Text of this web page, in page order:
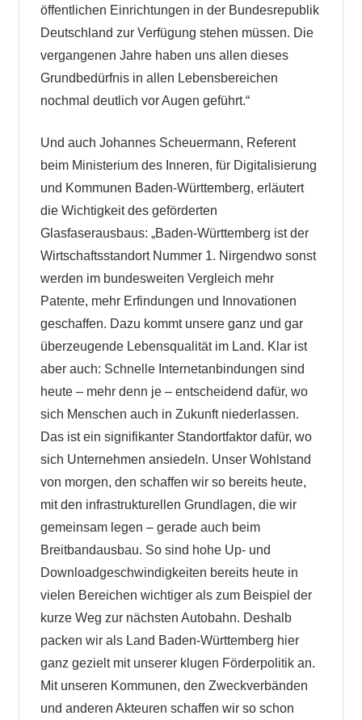
öffentlichen Einrichtungen in der Bundesrepublik
Deutschland zur Verfügung stehen müssen. Die
vergangenen Jahre haben uns allen dieses
Grundbedürfnis in allen Lebensbereichen
nochmal deutlich vor Augen geführt.“
Und auch Johannes Scheuermann, Referent
beim Ministerium des Inneren, für Digitalisierung
und Kommunen Baden-Württemberg, erläutert
die Wichtigkeit des geförderten
Glasfaserausbaus: „Baden-Württemberg ist der
Wirtschaftsstandort Nummer 1. Nirgendwo sonst
werden im bundesweiten Vergleich mehr
Patente, mehr Erfindungen und Innovationen
geschaffen. Dazu kommt unsere ganz und gar
überzeugende Lebensqualität im Land. Klar ist
aber auch: Schnelle Internetanbindungen sind
heute – mehr denn je – entscheidend dafür, wo
sich Menschen auch in Zukunft niederlassen.
Das ist ein signifikanter Standortfaktor dafür, wo
sich Unternehmen ansiedeln. Unser Wohlstand
von morgen, den schaffen wir so bereits heute,
mit den infrastrukturellen Grundlagen, die wir
gemeinsam legen – gerade auch beim
Breitbandausbau. So sind hohe Up- und
Downloadgeschwindigkeiten bereits heute in
vielen Bereichen wichtiger als zum Beispiel der
kurze Weg zur nächsten Autobahn. Deshalb
packen wir als Land Baden-Württemberg hier
ganz gezielt mit unserer klugen Förderpolitik an.
Mit unseren Kommunen, den Zweckverbänden
und anderen Akteuren schaffen wir so schon